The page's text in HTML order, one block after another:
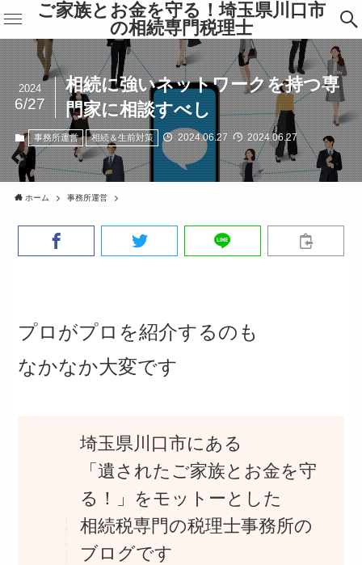
ご家族とお金を守る！埼玉県川口市
の相続専門税理士
相続に強いネットワークを持つ専
門家に相談すべし
2024
6/27
事務所運営 相続＆生前対策 2024.06.27 2024.06.27
ホーム 事務所運営
プロがプロを紹介するのも
なかなか大変です
埼玉県川口市にある
「遺されたご家族とお金を守
る！」をモットーとした
相続税専門の税理士事務所の
ブログです